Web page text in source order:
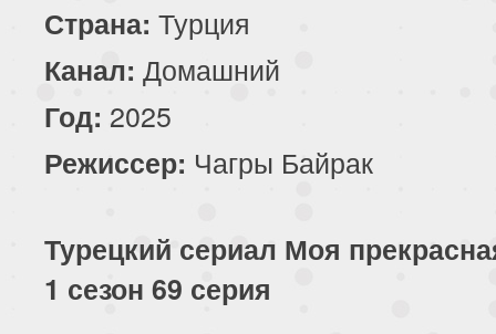
Страна: Турция
Канал: Домашний
Год: 2025
Режиссер: Чагры Байрак
Турецкий сериал Моя
1 сезон 69 серия